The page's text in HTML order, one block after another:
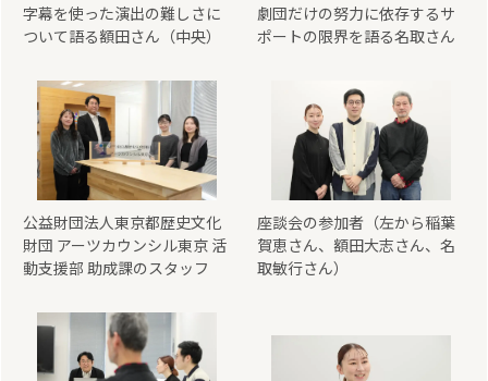
字幕を使った演出の難しさに
ついて語る額田さん（中央）
劇団だけの努力に依存するサ
ポートの限界を語る名取さん
公益財団法人東京都歴史文化
財団 アーツカウンシル東京 活
動支援部 助成課のスタッフ
座談会の参加者（左から稲葉
賀恵さん、額田大志さん、名
取敏行さん）